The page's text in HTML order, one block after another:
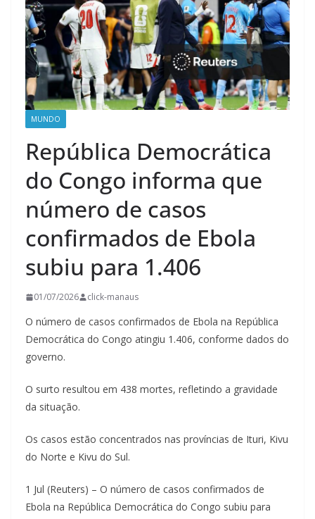
MUNDO
República Democrática
do Congo informa que
número de casos
confirmados de Ebola
subiu para 1.406
01/07/2026 click-manaus
O número de casos confirmados de Ebola na República
Democrática do Congo atingiu 1.406, conforme dados do
governo.
O surto resultou em 438 mortes, refletindo a gravidade
da situação.
Os casos estão concentrados nas províncias de Ituri, Kivu
do Norte e Kivu do Sul.
1 Jul (Reuters) – O número de casos confirmados de
Ebola na República Democrática do Congo subiu para